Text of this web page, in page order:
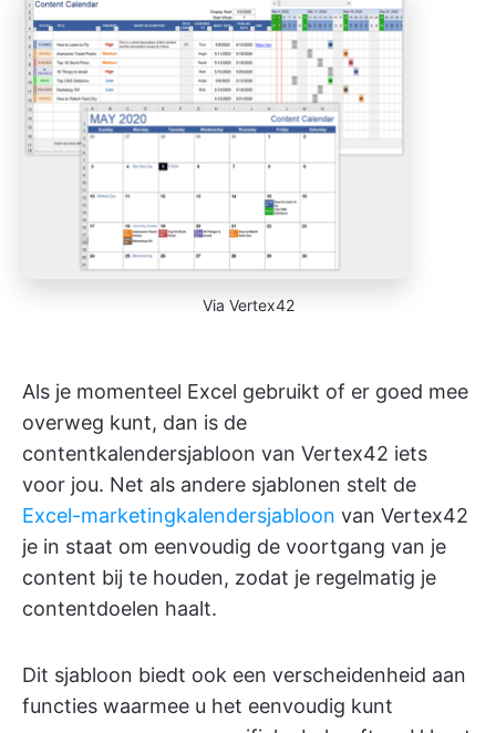
Via Vertex42
Als je momenteel Excel gebruikt of er goed mee
overweg kunt, dan is de
contentkalendersjabloon van Vertex42 iets
voor jou. Net als andere sjablonen stelt de
Excel-marketingkalendersjabloon van Vertex42
je in staat om eenvoudig de voortgang van je
content bij te houden, zodat je regelmatig je
contentdoelen haalt.
Dit sjabloon biedt ook een verscheidenheid aan
functies waarmee u het eenvoudig kunt